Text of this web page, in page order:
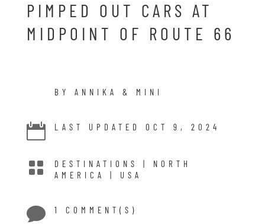
PIMPED OUT CARS AT
MIDPOINT OF ROUTE 66
BY ANNIKA & MINI
 LAST UPDATED OCT 9, 2024
 DESTINATIONS | NORTH
AMERICA
| USA
 1 COMMENT(S)